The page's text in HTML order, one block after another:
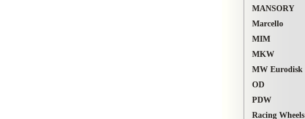
MANSОRY
Marcello
MIM
MKW
MW Eurodisk
OD
PDW
Racing Wheels